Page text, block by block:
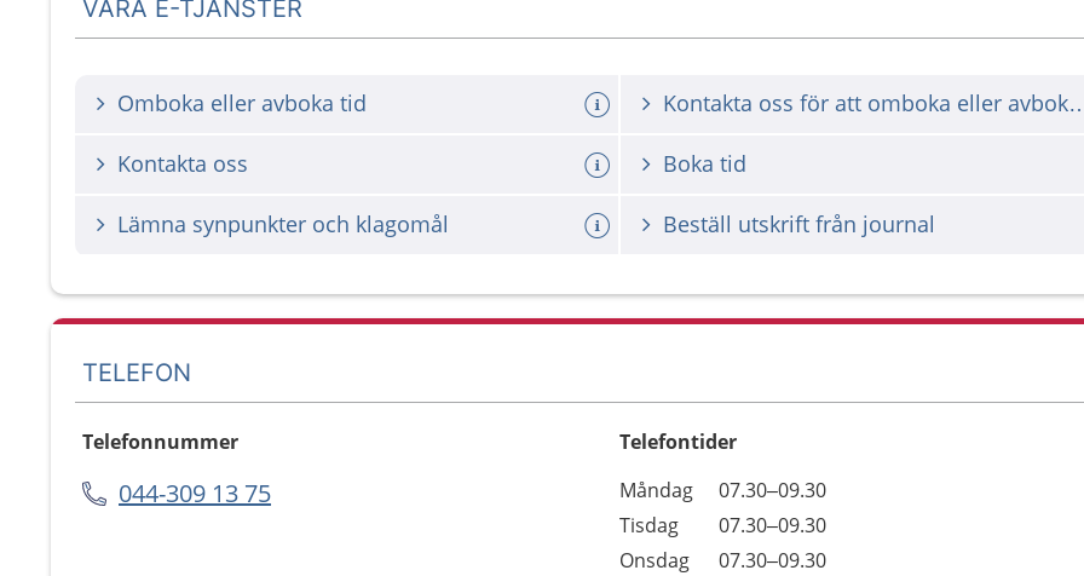
VÅRA E-TJÄNSTER
Omboka eller avboka tid Kontakta oss för
Kontakta oss Boka tid
Lämna synpunkter och klagomål Beställ utskrift från journal
TELEFON
Telefonnummer
044-309 13 75
Telefontider
Dag
Öppettider
Kommentarer
Måndag
07.30–09.30
Tisdag
07.30–09.30
Onsdag
07.30–09.30